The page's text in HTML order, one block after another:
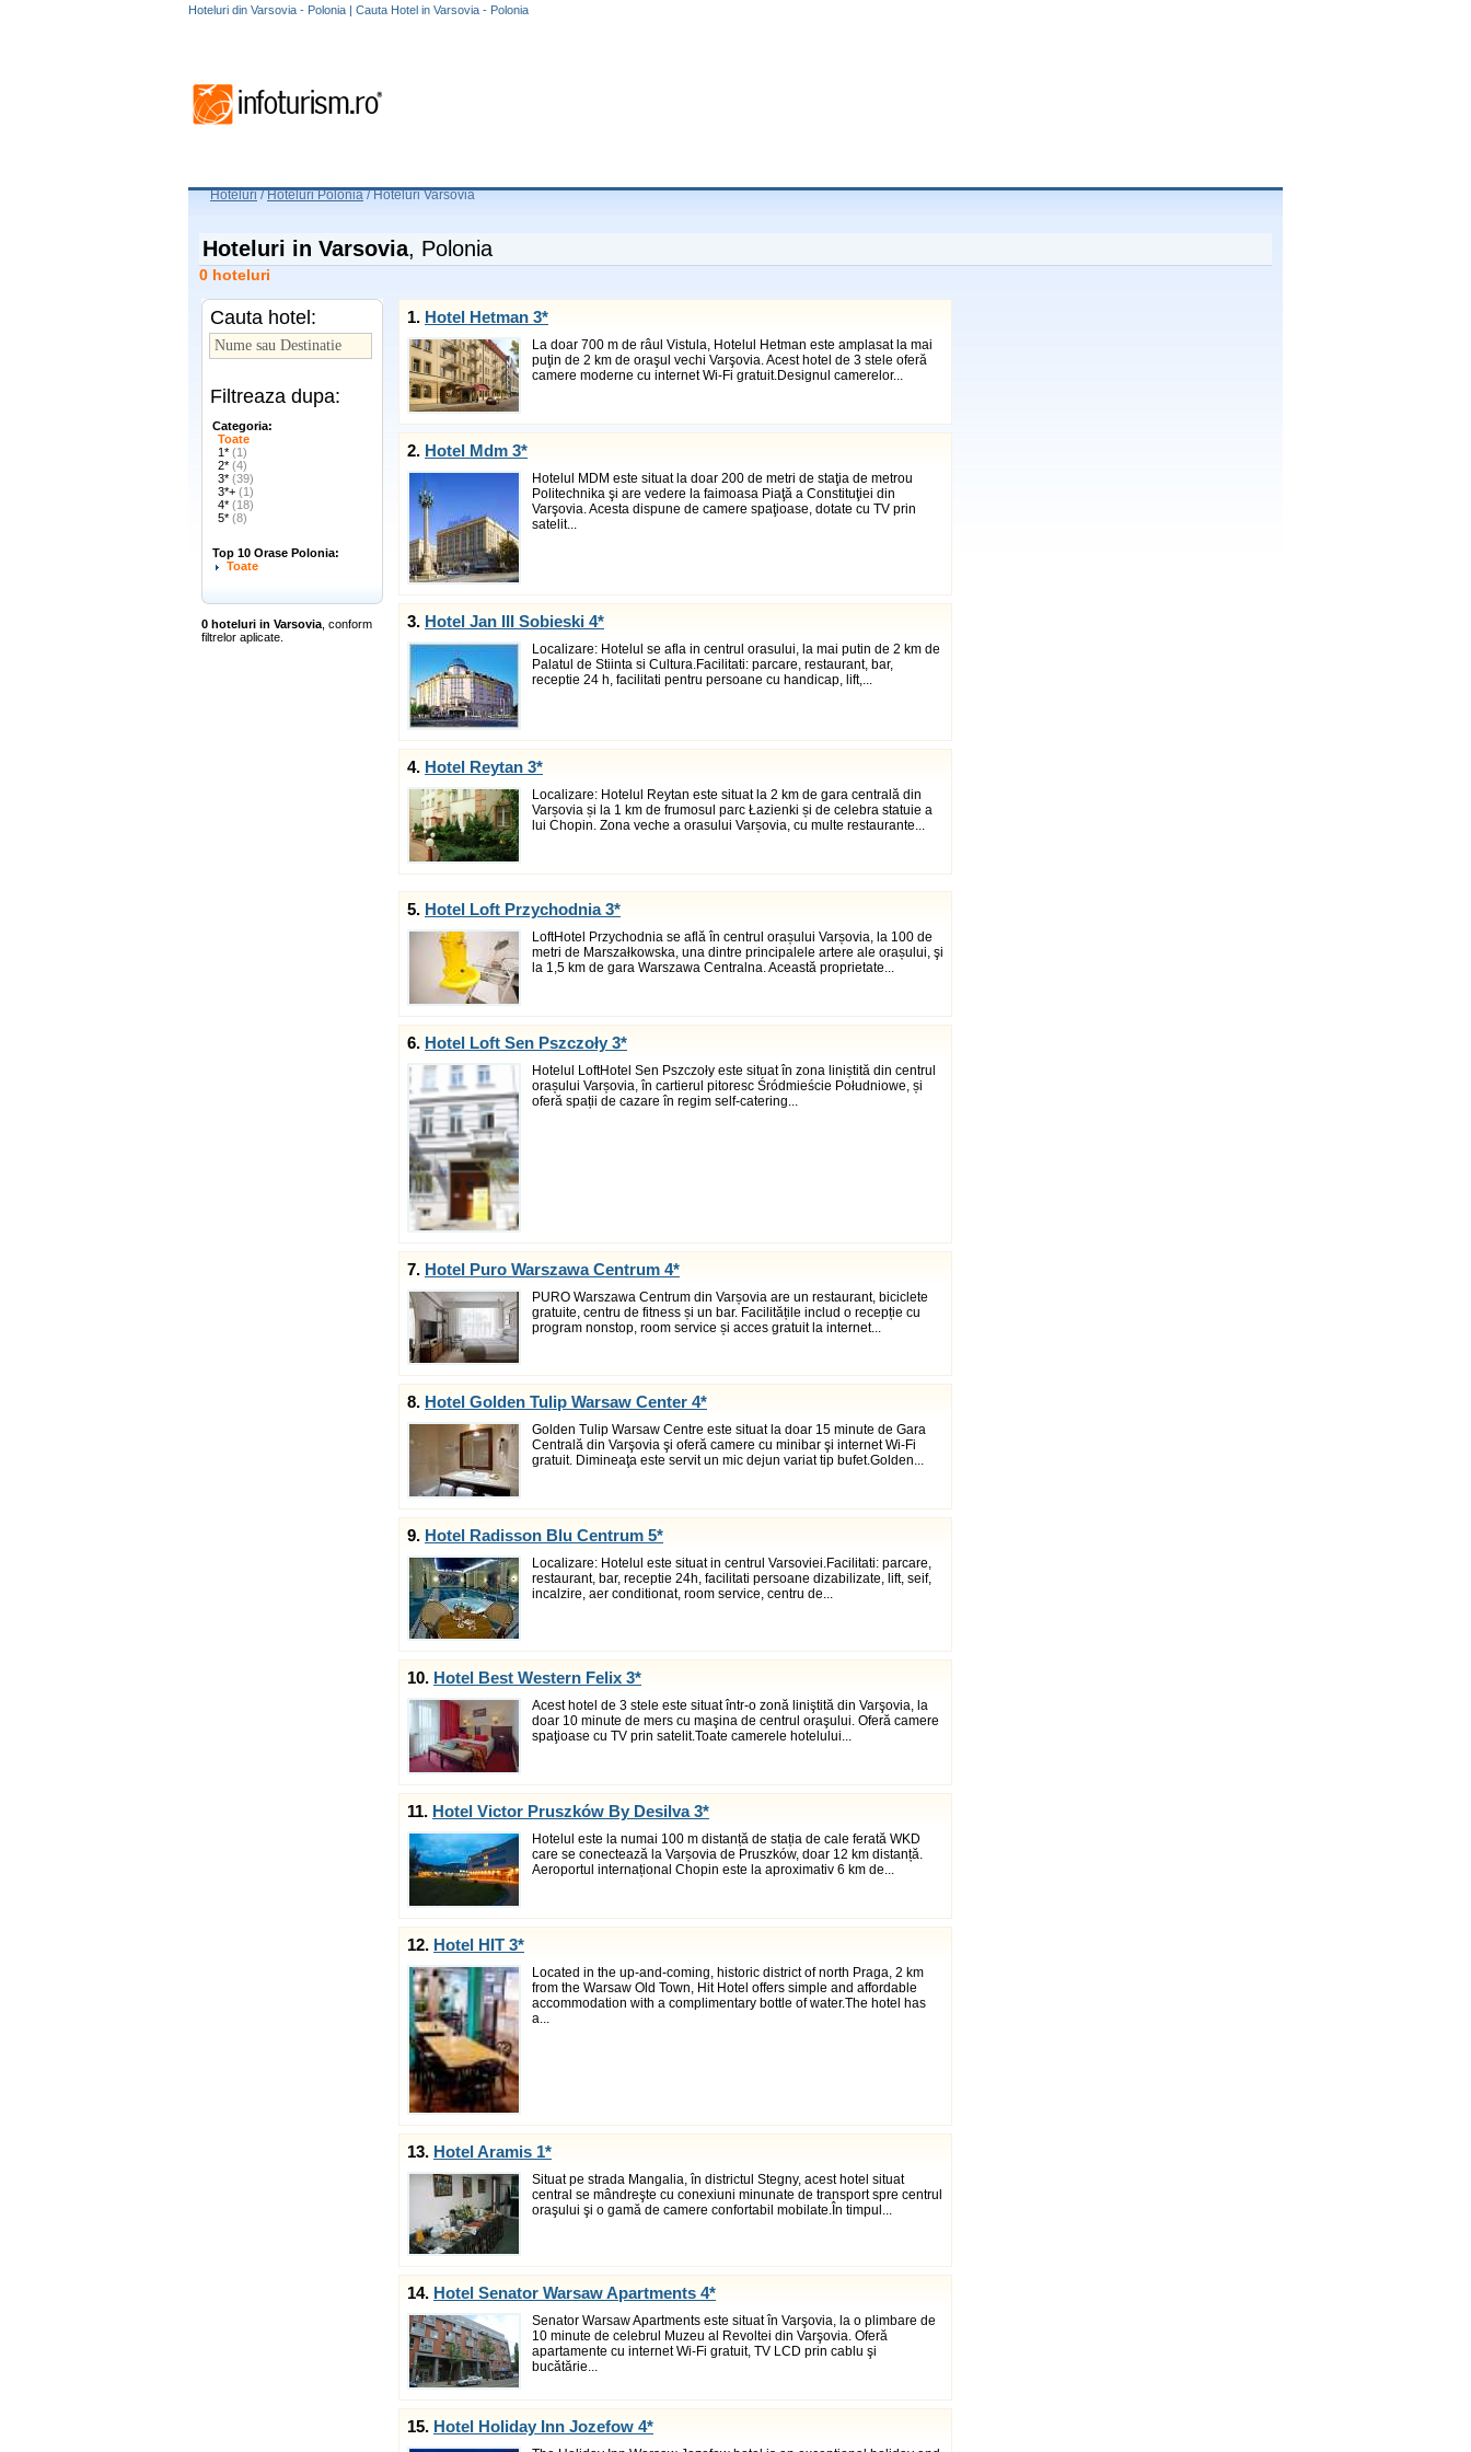
Hoteluri din Varsovia - Polonia | Cauta Hotel in Varsovia - Polonia
Hoteluri /Hoteluri Polonia/Hoteluri Varsovia
Hoteluri in Varsovia, Polonia
0 hoteluri
Cauta hotel:
Filtreaza dupa:
Categoria:
Toate
1* (1)
2* (4)
3* (39)
3*+ (1)
4* (18)
5* (8)
Top 10 Orase Polonia:
Toate
0 hoteluri in Varsovia , conform
filtrelor aplicate.
1. Hotel Hetman 3*
La doar 700 m de râul Vistula, Hotelul Hetman este amplasat la mai
puţin de 2 km de oraşul vechi Varşovia. Acest hotel de 3 stele oferă
camere moderne cu internet Wi-Fi gratuit.Designul camerelor...
2. Hotel Mdm 3*
Hotelul MDM este situat la doar 200 de metri de staţia de metrou
Politechnika şi are vedere la faimoasa Piaţă a Constituţiei din
Varşovia. Acesta dispune de camere spaţioase, dotate cu TV prin
satelit...
3. Hotel Jan III Sobieski 4*
Localizare: Hotelul se afla in centrul orasului, la mai putin de 2 km de
Palatul de Stiinta si Cultura.Facilitati: parcare, restaurant, bar,
receptie 24 h, facilitati pentru persoane cu handicap, lift,...
4. Hotel Reytan 3*
Localizare: Hotelul Reytan este situat la 2 km de gara centrală din
Varșovia și la 1 km de frumosul parc Łazienki și de celebra statuie a
lui Chopin. Zona veche a orasului Varșovia, cu multe restaurante...
5. Hotel Loft Przychodnia 3*
LoftHotel Przychodnia se află în centrul orașului Varșovia, la 100 de
metri de Marszałkowska, una dintre principalele artere ale orașului, şi
la 1,5 km de gara Warszawa Centralna. Această proprietate...
6. Hotel Loft Sen Pszczoły 3*
Hotelul LoftHotel Sen Pszczoły este situat în zona liniștită din centrul
orașului Varșovia, în cartierul pitoresc Śródmieście Południowe, și
oferă spații de cazare în regim self-catering...
7. Hotel Puro Warszawa Centrum 4*
PURO Warszawa Centrum din Varșovia are un restaurant, biciclete
gratuite, centru de fitness și un bar. Facilitățile includ o recepție cu
program nonstop, room service și acces gratuit la internet...
8. Hotel Golden Tulip Warsaw Center 4*
Golden Tulip Warsaw Centre este situat la doar 15 minute de Gara
Centrală din Varşovia şi oferă camere cu minibar şi internet Wi-Fi
gratuit. Dimineaţa este servit un mic dejun variat tip bufet.Golden...
9. Hotel Radisson Blu Centrum 5*
Localizare: Hotelul este situat in centrul Varsoviei.Facilitati: parcare,
restaurant, bar, receptie 24h, facilitati persoane dizabilizate, lift, seif,
incalzire, aer conditionat, room service, centru de...
10. Hotel Best Western Felix 3*
Acest hotel de 3 stele este situat într-o zonă liniştită din Varşovia, la
doar 10 minute de mers cu maşina de centrul oraşului. Oferă camere
spaţioase cu TV prin satelit.Toate camerele hotelului...
11. Hotel Victor Pruszków By Desilva 3*
Hotelul este la numai 100 m distanță de stația de cale ferată WKD
care se conectează la Varșovia de Pruszków, doar 12 km distanță.
Aeroportul internațional Chopin este la aproximativ 6 km de...
12. Hotel HIT 3*
Located in the up-and-coming, historic district of north Praga, 2 km
from the Warsaw Old Town, Hit Hotel offers simple and affordable
accommodation with a complimentary bottle of water.The hotel has
a...
13. Hotel Aramis 1*
Situat pe strada Mangalia, în districtul Stegny, acest hotel situat
central se mândreşte cu conexiuni minunate de transport spre centrul
oraşului şi o gamă de camere confortabil mobilate.În timpul...
14. Hotel Senator Warsaw Apartments 4*
Senator Warsaw Apartments este situat în Varşovia, la o plimbare de
10 minute de celebrul Muzeu al Revoltei din Varşovia. Oferă
apartamente cu internet Wi-Fi gratuit, TV LCD prin cablu şi
bucătărie...
15. Hotel Holiday Inn Jozefow 4*